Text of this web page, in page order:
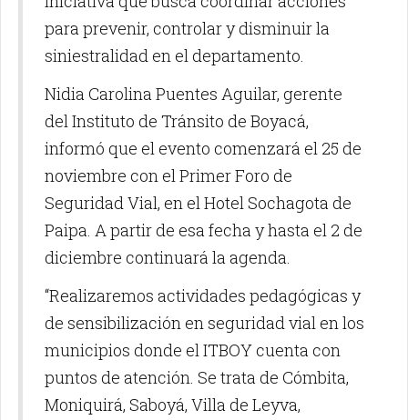
para prevenir, controlar y disminuir la
siniestralidad en el departamento.
Nidia Carolina Puentes Aguilar, gerente
del Instituto de Tránsito de Boyacá,
informó que el evento comenzará el 25 de
noviembre con el Primer Foro de
Seguridad Vial, en el Hotel Sochagota de
Paipa. A partir de esa fecha y hasta el 2 de
diciembre continuará la agenda.
“Realizaremos actividades pedagógicas y
de sensibilización en seguridad vial en los
municipios donde el ITBOY cuenta con
puntos de atención. Se trata de Cómbita,
Moniquirá, Saboyá, Villa de Leyva,